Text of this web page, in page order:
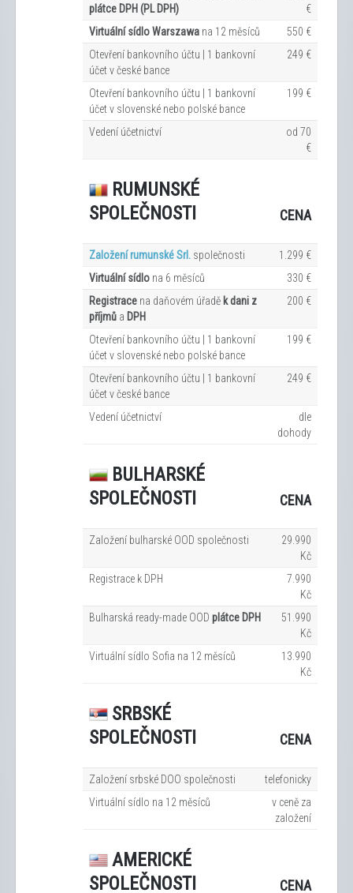
plátce DPH (PL DPH)
€
Virtuální sídlo Warszawa na 12 měsíců
550 €
Otevření bankovního účtu | 1 bankovní
účet v české bance
249 €
Otevření bankovního účtu | 1 bankovní
účet v slovenské nebo polské bance
199 €
Vedení účetnictví
od 70
€
RUMUNSKÉ
SPOLEČNOSTI
CENA
Založení rumunské Srl. společnosti
1.299 €
Virtuální sídlo na 6 měsíců
330 €
Registrace na daňovém úřadě k dani z
příjmů a DPH
200 €
Otevření bankovního účtu | 1 bankovní
účet v slovenské nebo polské bance
199 €
Otevření bankovního účtu | 1 bankovní
účet v české bance
249 €
Vedení účetnictví
dle
dohody
BULHARSKÉ
SPOLEČNOSTI
CENA
Založení bulharské OOD společnosti
29.990
Kč
Registrace k DPH
7.990
Kč
Bulharská ready-made OOD plátce DPH
51.990
Kč
Virtuální sídlo Sofia na 12 měsíců
13.990
Kč
SRBSKÉ
SPOLEČNOSTI
CENA
Založení srbské DOO společnosti
telefonicky
Virtuální sídlo na 12 měsíců
v ceně za
založení
AMERICKÉ
SPOLEČNOSTI
CENA